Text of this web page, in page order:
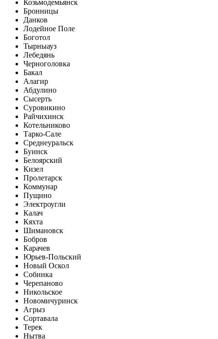
Козьмодемьянск
Бронницы
Данков
Лодейное Поле
Боготол
Тырныауз
Лебедянь
Черноголовка
Бакал
Алагир
Абдулино
Сысерть
Суровикино
Райчихинск
Котельниково
Тарко-Сале
Среднеуральск
Буинск
Белоярский
Кизел
Пролетарск
Коммунар
Пущино
Электроугли
Калач
Кяхта
Шимановск
Бобров
Карачев
Юрьев-Польский
Новый Оскол
Собинка
Черепаново
Никольское
Новомичуринск
Агрыз
Сортавала
Терек
Нытва